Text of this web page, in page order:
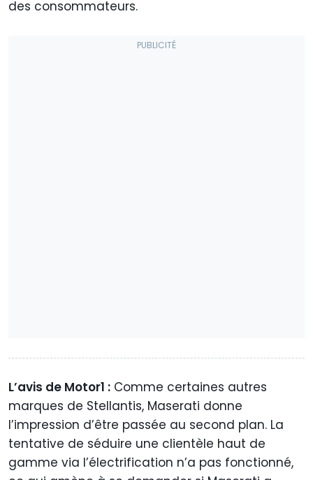
des consommateurs.
L’avis de Motor1 : Comme certaines autres
marques de Stellantis, Maserati donne
l’impression d’être passée au second plan. La
tentative de séduire une clientèle haut de
gamme via l’électrification n’a pas fonctionné,